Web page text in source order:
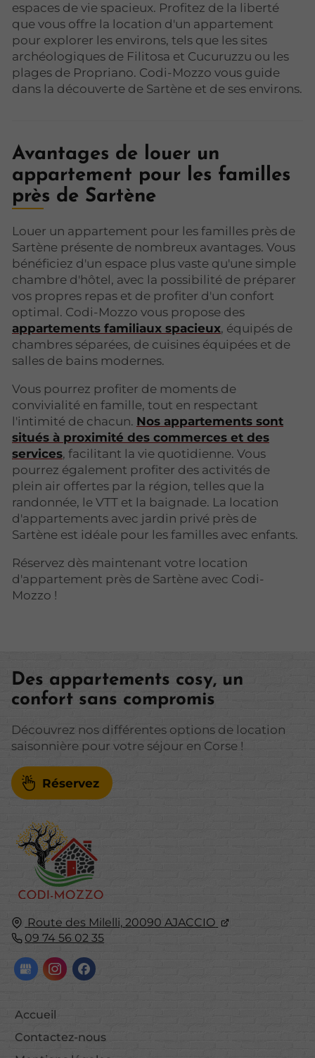
espaces de vie spacieux. Profitez de la liberté
que vous offre la location d'un appartement
pour explorer les environs, tels que les sites
archéologiques de Filitosa et Cucuruzzu ou les
plages de Propriano. Codi-Mozzo vous guide
dans la découverte de Sartène et de ses environs.
Avantages de louer un
appartement pour les familles
près de Sartène
Louer un appartement pour les familles près de
Sartène présente de nombreux avantages. Vous
bénéficiez d'un espace plus vaste qu'une simple
chambre d'hôtel, avec la possibilité de préparer
vos propres repas et de profiter d'un confort
optimal. Codi-Mozzo vous propose des
appartements familiaux spacieux, équipés de
chambres séparées, de cuisines équipées et de
salles de bains modernes.
Vous pourrez profiter de moments de
convivialité en famille, tout en respectant
l'intimité de chacun. Nos appartements sont
situés à proximité des commerces et des
services, facilitant la vie quotidienne. Vous
pourrez également profiter des activités de
plein air offertes par la région, telles que la
randonnée, le VTT et la baignade. La location
d'appartements avec jardin privé près de
Sartène est idéale pour les familles avec enfants.
Réservez dès maintenant votre location
d'appartement près de Sartène avec Codi-
Mozzo !
Route des Milelli, 20090 AJACCIO
09 74 56 02 35
Accueil
Contactez-nous
Des appartements cosy, un
confort sans compromis
Découvrez nos différentes options de location
saisonnière pour votre séjour en Corse !
Réservez